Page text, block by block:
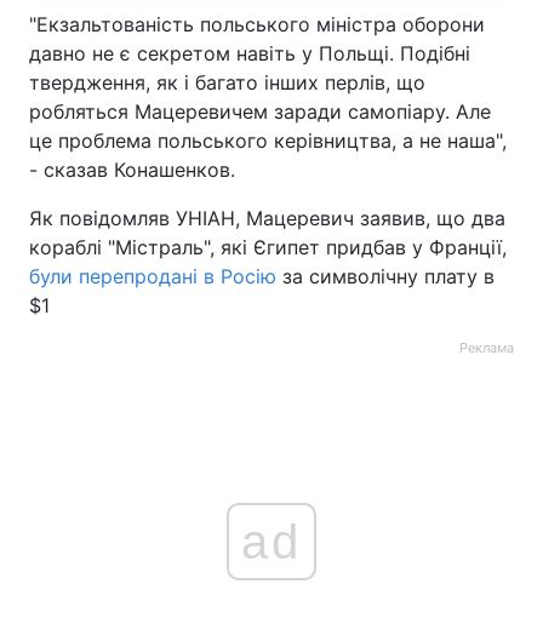
"Екзальтованість польського міністра оборони
давно не є секретом навіть у Польщі. Подібні
твердження, як і багато інших перлів, що
робляться Мацеревичем заради самопіару. Але
це проблема польського керівництва, а не наша",
- сказав Конашенков.
Як повідомляв УНІАН, Мацеревич заявив, що два
кораблі "Містраль", які Єгипет придбав у Франції,
були перепродані в Росію за символічну плату в
$1
Реклама
ad